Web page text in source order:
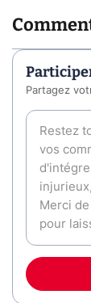
Partagez